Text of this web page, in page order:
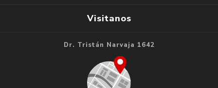
Visitanos
Dr. Tristán Narvaja 1642